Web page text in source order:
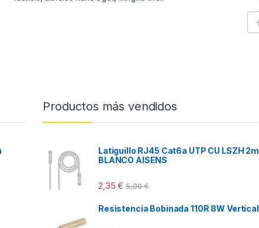
Productos más vendidos
Latiguillo RJ45 Cat6a UTP CU LSZH 2m
BLANCO AISENS
2,35€ 5,90€
Resistencia Bobinada 110R 8W Vertical